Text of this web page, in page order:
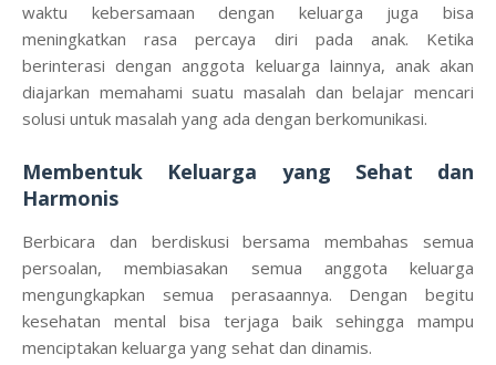
waktu kebersamaan dengan keluarga juga bisa
meningkatkan rasa percaya diri pada anak. Ketika
berinterasi dengan anggota keluarga lainnya, anak akan
diajarkan memahami suatu masalah dan belajar mencari
solusi untuk masalah yang ada dengan berkomunikasi.
Membentuk Keluarga yang Sehat dan
Harmonis
Berbicara dan berdiskusi bersama membahas semua
persoalan, membiasakan semua anggota keluarga
mengungkapkan semua perasaannya. Dengan begitu
kesehatan mental bisa terjaga baik sehingga mampu
menciptakan keluarga yang sehat dan dinamis.